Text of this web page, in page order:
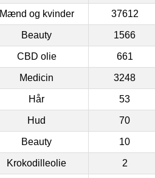
Mænd og kvinder 37612
Beauty 1566
CBD olie 661
Medicin 3248
Hår 53
Hud 70
Beauty 10
Krokodilleolie 2